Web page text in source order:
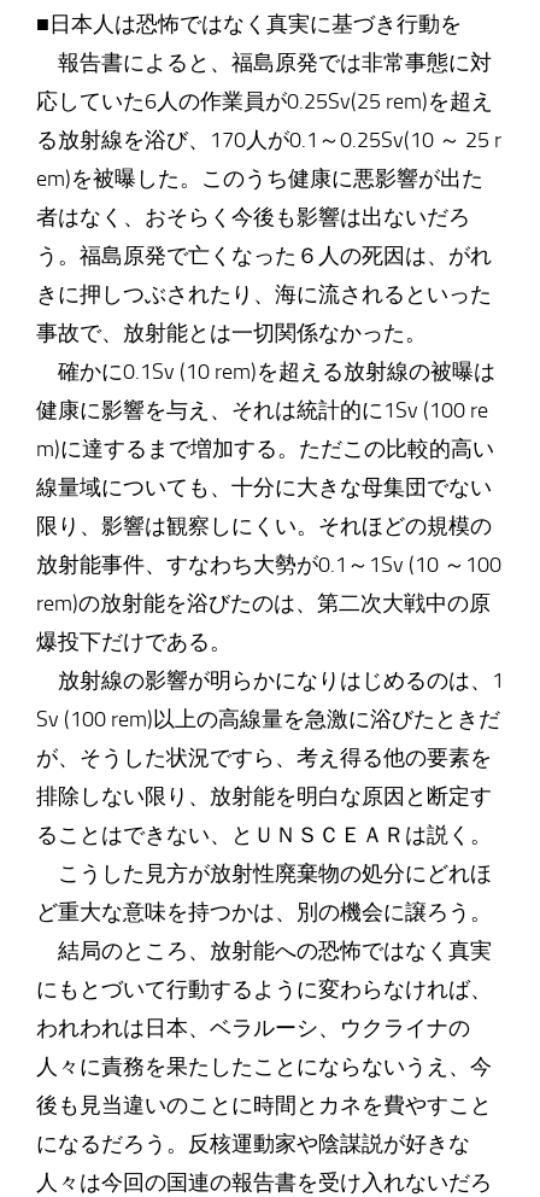
■日本人は恐怖ではなく真実に基づき行動を
報告書によると、福島原発では非常事態に対
応していた6人の作業員が0.25Sv(25 rem)を超え
る放射線を浴び、170人が0.1～0.25Sv(10 ～ 25 r
em)を被曝した。このうち健康に悪影響が出た
者はなく、おそらく今後も影響は出ないだろ
う。福島原発で亡くなった６人の死因は、がれ
きに押しつぶされたり、海に流されるといった
事故で、放射能とは一切関係なかった。
確かに0.1Sv (10 rem)を超える放射線の被曝は
健康に影響を与え、それは統計的に1Sv (100 re
m)に達するまで増加する。ただこの比較的高い
線量域についても、十分に大きな母集団でない
限り、影響は観察しにくい。それほどの規模の
放射能事件、すなわち大勢が0.1～1Sv (10 ～100
rem)の放射能を浴びたのは、第二次大戦中の原
爆投下だけである。
放射線の影響が明らかになりはじめるのは、1
Sv (100 rem)以上の高線量を急激に浴びたときだ
が、そうした状況ですら、考え得る他の要素を
排除しない限り、放射能を明白な原因と断定す
ることはできない、とＵＮＳＣＥＡＲは説く。
こうした見方が放射性廃棄物の処分にどれほ
ど重大な意味を持つかは、別の機会に譲ろう。
結局のところ、放射能への恐怖ではなく真実
にもとづいて行動するように変わらなければ、
われわれは日本、ベラルーシ、ウクライナの
人々に責務を果たしたことにならないうえ、今
後も見当違いのことに時間とカネを費やすこと
になるだろう。反核運動家や陰謀説が好きな
人々は今回の国連の報告書を受け入れないだろ